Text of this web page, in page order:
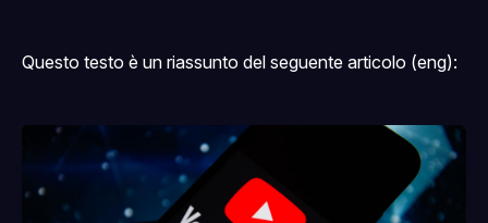
Questo testo è un riassunto del seguente articolo (eng):